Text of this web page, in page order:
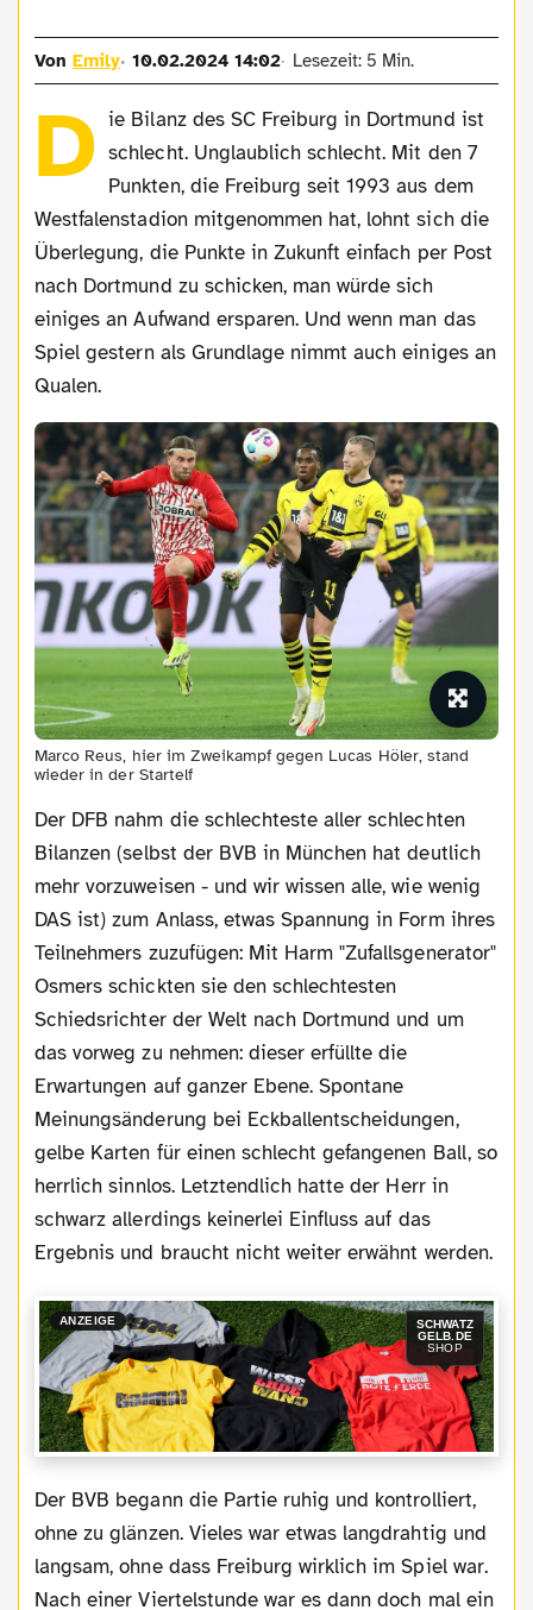
VonEmily 10.02.2024 14:02 Lesezeit: 5 Min.
D ie Bilanz des SC Freiburg in Dortmund ist
schlecht. Unglaublich schlecht. Mit den 7
Punkten, die Freiburg seit 1993 aus dem
Westfalenstadion mitgenommen hat, lohnt sich die
Überlegung, die Punkte in Zukunft einfach per Post
nach Dortmund zu schicken, man würde sich
einiges an Aufwand ersparen. Und wenn man das
Spiel gestern als Grundlage nimmt auch einiges an
Qualen.
Marco Reus, hier im Zweikampf gegen Lucas Höler, stand
wieder in der Startelf
Der DFB nahm die schlechteste aller schlechten
Bilanzen (selbst der BVB in München hat deutlich
mehr vorzuweisen - und wir wissen alle, wie wenig
DAS ist) zum Anlass, etwas Spannung in Form ihres
Teilnehmers zuzufügen: Mit Harm "Zufallsgenerator"
Osmers schickten sie den schlechtesten
Schiedsrichter der Welt nach Dortmund und um
das vorweg zu nehmen: dieser erfüllte die
Erwartungen auf ganzer Ebene. Spontane
Meinungsänderung bei Eckballentscheidungen,
gelbe Karten für einen schlecht gefangenen Ball, so
herrlich sinnlos. Letztendlich hatte der Herr in
schwarz allerdings keinerlei Einfluss auf das
Ergebnis und braucht nicht weiter erwähnt werden.
ANZEIGE
SCHWATZ
GELB.DE
SHOP
Der BVB begann die Partie ruhig und kontrolliert,
ohne zu glänzen. Vieles war etwas langdrahtig und
langsam, ohne dass Freiburg wirklich im Spiel war.
Nach einer Viertelstunde war es dann doch mal ein